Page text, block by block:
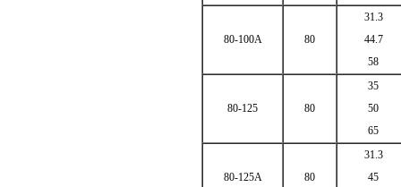
80-100A 80
31.3
44.7
58
80-125 80
35
50
65
80-125A 80
31.3
45